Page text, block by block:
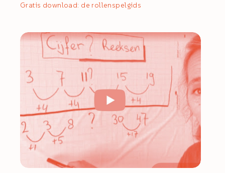
Gratis download: de rollenspelgids